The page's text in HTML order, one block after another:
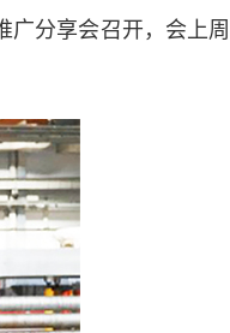
分享会召开，会上周